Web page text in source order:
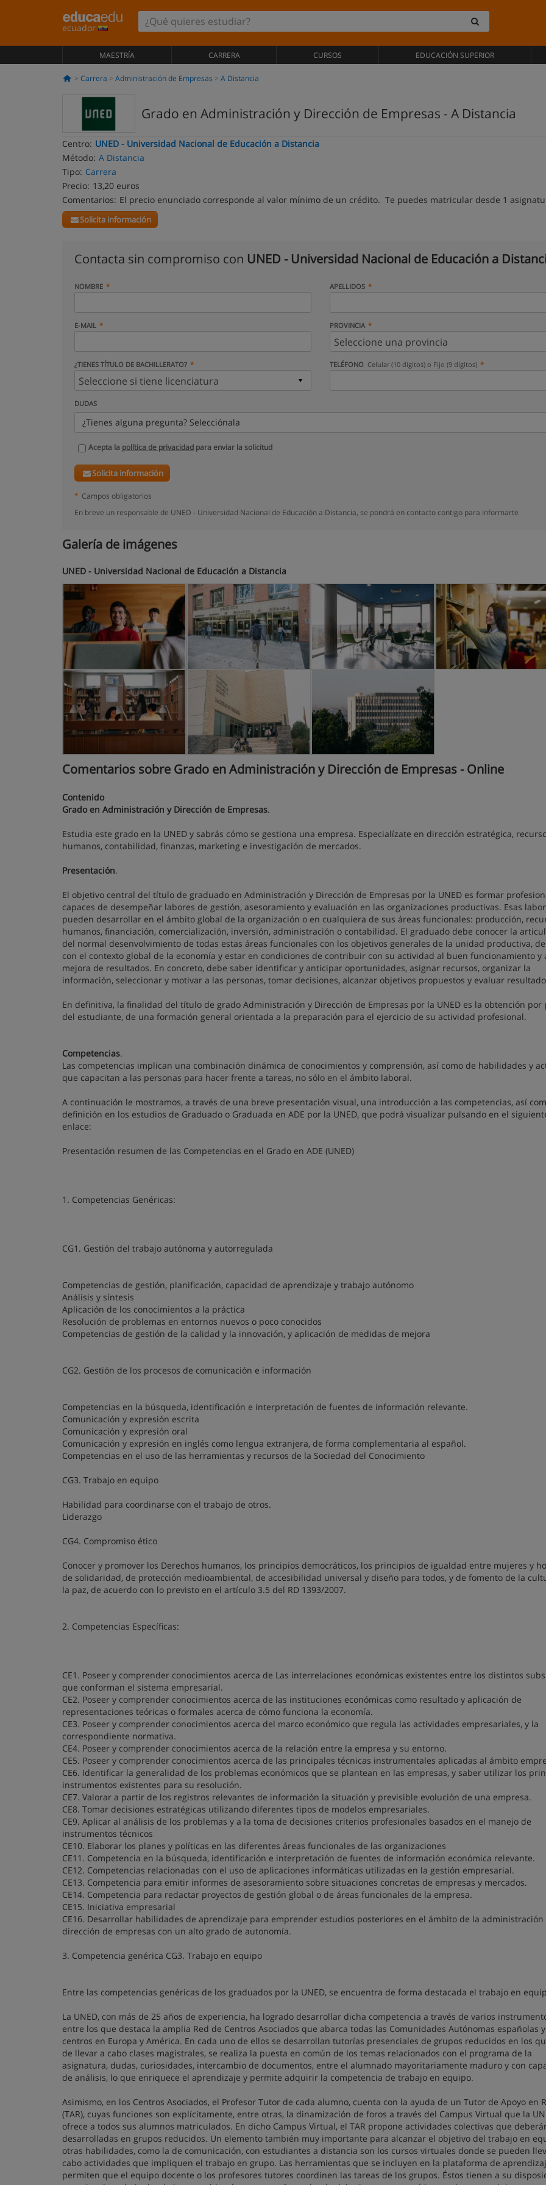
ecuador
MAESTRÍA CARRERA CURSOS EDUCACIÓN SUPERIOR
Carrera Administración de Empresas A Distancia
Grado en Administración y Dirección de Empresas - A Distancia
Centro: UNED - Universidad Nacional de Educación a Distancia
Método: A Distancia
Tipo: Carrera
Precio: 13,20 euros
Comentarios: El precio enunciado corresponde al valor mínimo de un crédito. Te puedes matricular desde 1
Solicita información
Contacta sin compromiso con UNED - Universidad Nacional de Educación a
NOMBRE APELLIDOS
E-MAIL PROVINCIA
¿TIENES TÍTULO DE BACHILLERATO? TELÉFONO Celular (10 dígitos) o Fijo (9 dígitos)
DUDAS
¿Tienes alguna pregunta? Selecciónala
Acepta la política de privacidad para enviar la solicitud
Solicita información
* Campos obligatorios
En breve un responsable de UNED - Universidad Nacional de Educación a Distancia, se pondrá en contacto contigo para informarte
Galería de imágenes
UNED - Universidad Nacional de Educación a Distancia
Comentarios sobre Grado en Administración y Dirección de Empresas - Online
Contenido
Grado en Administración y Dirección de Empresas.
Estudia este grado en la UNED y sabrás cómo se gestiona una empresa. Especialízate en dirección estratégica,
humanos, contabilidad, finanzas, marketing e investigación de mercados.
Presentación.
El objetivo central del título de graduado en Administración y Dirección de Empresas por la UNED es formar
capaces de desempeñar labores de gestión, asesoramiento y evaluación en las organizaciones productivas. Esas
pueden desarrollar en el ámbito global de la organización o en cualquiera de sus áreas funcionales: producción,
humanos, financiación, comercialización, inversión, administración o contabilidad. El graduado debe conocer la
del normal desenvolvimiento de todas estas áreas funcionales con los objetivos generales de la unidad productiva,
con el contexto global de la economía y estar en condiciones de contribuir con su actividad al buen funcionamiento y
mejora de resultados. En concreto, debe saber identificar y anticipar oportunidades, asignar recursos, organizar la
información, seleccionar y motivar a las personas, tomar decisiones, alcanzar objetivos propuestos y evaluar
En definitiva, la finalidad del título de grado Administración y Dirección de Empresas por la UNED es la obtención por
del estudiante, de una formación general orientada a la preparación para el ejercicio de su actividad profesional.
Competencias.
Las competencias implican una combinación dinámica de conocimientos y comprensión, así como de habilidades y
que capacitan a las personas para hacer frente a tareas, no sólo en el ámbito laboral.
A continuación le mostramos, a través de una breve presentación visual, una introducción a las competencias, así
definición en los estudios de Graduado o Graduada en ADE por la UNED, que podrá visualizar pulsando en el
enlace:
Presentación resumen de las Competencias en el Grado en ADE (UNED)
1. Competencias Genéricas:
CG1. Gestión del trabajo autónoma y autorregulada
Competencias de gestión, planificación, capacidad de aprendizaje y trabajo autónomo
Análisis y síntesis
Aplicación de los conocimientos a la práctica
Resolución de problemas en entornos nuevos o poco conocidos
Competencias de gestión de la calidad y la innovación, y aplicación de medidas de mejora
CG2. Gestión de los procesos de comunicación e información
Competencias en la búsqueda, identificación e interpretación de fuentes de información relevante.
Comunicación y expresión escrita
Comunicación y expresión oral
Comunicación y expresión en inglés como lengua extranjera, de forma complementaria al español.
Competencias en el uso de las herramientas y recursos de la Sociedad del Conocimiento
CG3. Trabajo en equipo
Habilidad para coordinarse con el trabajo de otros.
Liderazgo
CG4. Compromiso ético
Conocer y promover los Derechos humanos, los principios democráticos, los principios de igualdad entre mujeres y
de solidaridad, de protección medioambiental, de accesibilidad universal y diseño para todos, y de fomento de la
la paz, de acuerdo con lo previsto en el artículo 3.5 del RD 1393/2007.
2. Competencias Específicas:
CE1. Poseer y comprender conocimientos acerca de Las interrelaciones económicas existentes entre los distintos
que conforman el sistema empresarial.
CE2. Poseer y comprender conocimientos acerca de las instituciones económicas como resultado y aplicación de
representaciones teóricas o formales acerca de cómo funciona la economía.
CE3. Poseer y comprender conocimientos acerca del marco económico que regula las actividades empresariales, y la
correspondiente normativa.
CE4. Poseer y comprender conocimientos acerca de la relación entre la empresa y su entorno.
CE5. Poseer y comprender conocimientos acerca de las principales técnicas instrumentales aplicadas al ámbito
CE6. Identificar la generalidad de los problemas económicos que se plantean en las empresas, y saber utilizar los
instrumentos existentes para su resolución.
CE7. Valorar a partir de los registros relevantes de información la situación y previsible evolución de una empresa.
CE8. Tomar decisiones estratégicas utilizando diferentes tipos de modelos empresariales.
CE9. Aplicar al análisis de los problemas y a la toma de decisiones criterios profesionales basados en el manejo de
instrumentos técnicos
CE10. Elaborar los planes y políticas en las diferentes áreas funcionales de las organizaciones
CE11. Competencia en la búsqueda, identificación e interpretación de fuentes de información económica relevante.
CE12. Competencias relacionadas con el uso de aplicaciones informáticas utilizadas en la gestión empresarial.
CE13. Competencia para emitir informes de asesoramiento sobre situaciones concretas de empresas y mercados.
CE14. Competencia para redactar proyectos de gestión global o de áreas funcionales de la empresa.
CE15. Iniciativa empresarial
CE16. Desarrollar habilidades de aprendizaje para emprender estudios posteriores en el ámbito de la administración
dirección de empresas con un alto grado de autonomía.
3. Competencia genérica CG3. Trabajo en equipo
Entre las competencias genéricas de los graduados por la UNED, se encuentra de forma destacada el trabajo en
La UNED, con más de 25 años de experiencia, ha logrado desarrollar dicha competencia a través de varios
entre los que destaca la amplia Red de Centros Asociados que abarca todas las Comunidades Autónomas españolas
centros en Europa y América. En cada uno de ellos se desarrollan tutorías presenciales de grupos reducidos en los
de llevar a cabo clases magistrales, se realiza la puesta en común de los temas relacionados con el programa de la
asignatura, dudas, curiosidades, intercambio de documentos, entre el alumnado mayoritariamente maduro y con
de análisis, lo que enriquece el aprendizaje y permite adquirir la competencia de trabajo en equipo.
Asimismo, en los Centros Asociados, el Profesor Tutor de cada alumno, cuenta con la ayuda de un Tutor de Apoyo en
(TAR), cuyas funciones son explícitamente, entre otras, la dinamización de foros a través del Campus Virtual que la
ofrece a todos sus alumnos matriculados. En dicho Campus Virtual, el TAR propone actividades colectivas que
desarrolladas en grupos reducidos. Un elemento también muy importante para alcanzar el objetivo del trabajo en
otras habilidades, como la de comunicación, con estudiantes a distancia son los cursos virtuales donde se pueden
cabo actividades que impliquen el trabajo en grupo. Las herramientas que se incluyen en la plataforma de
permiten que el equipo docente o los profesores tutores coordinen las tareas de los grupos. Éstos tienen a su